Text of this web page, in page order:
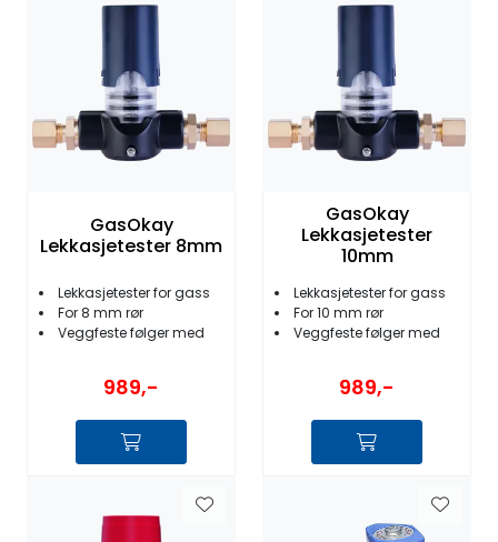
GasOkay
Lekkasjetester 8mm
Lekkasjetester for gass
For 8 mm rør
Veggfeste følger med
989,-
GasOkay
Lekkasjetester
10mm
Lekkasjetester for gass
For 10 mm rør
Veggfeste følger med
989,-